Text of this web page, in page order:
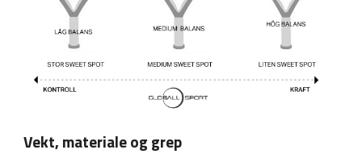
Vekt, materiale og grep